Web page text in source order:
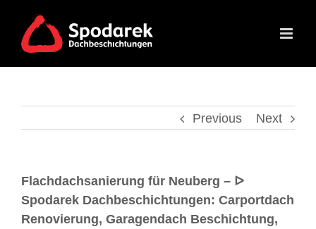
Previous Next
Flachdachsanierung für Neuberg – ᐅ
Spodarek Dachbeschichtungen: Carportdach
Renovierung, Garagendach Beschichtung,